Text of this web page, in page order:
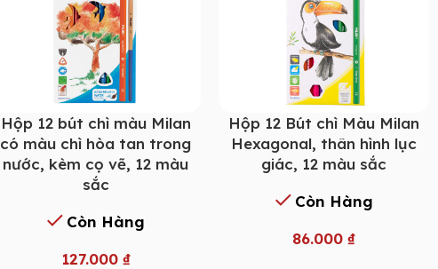
Hộp 12 bút chì màu Milan
có màu chì hòa tan trong
nước, kèm cọ vẽ, 12 màu
sắc
Còn Hàng
127.000 ₫
Hộp 12 Bút chì Màu Milan
Hexagonal, thân hình lục
giác, 12 màu sắc
Còn Hàng
86.000₫